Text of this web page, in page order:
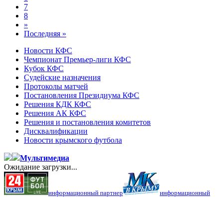
7
8
»
Последняя »
Новости КФС
Чемпионат Премьер-лиги КФС
Кубок КФС
Судейские назначения
Протоколы матчей
Постановления Президиума КФС
Решения КДК КФС
Решения АК КФС
Решения и постановления комитетов
Дисквалификации
Новости крымского футбола
Мультимедиа
Ожидание загрузки...
информационный партнер
информационный